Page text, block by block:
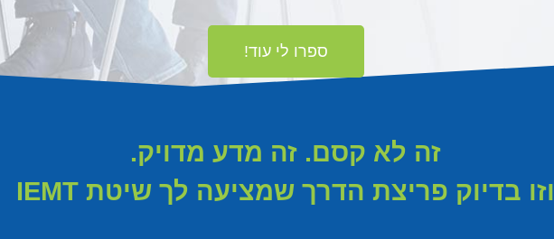
ספרו לי עוד!
זה לא קסם. זה מדע מדויק.
וזו בדיוק פריצת הדרך שמציעה לך שיטת IEMT